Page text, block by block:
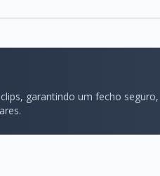
garantindo um fecho seguro,